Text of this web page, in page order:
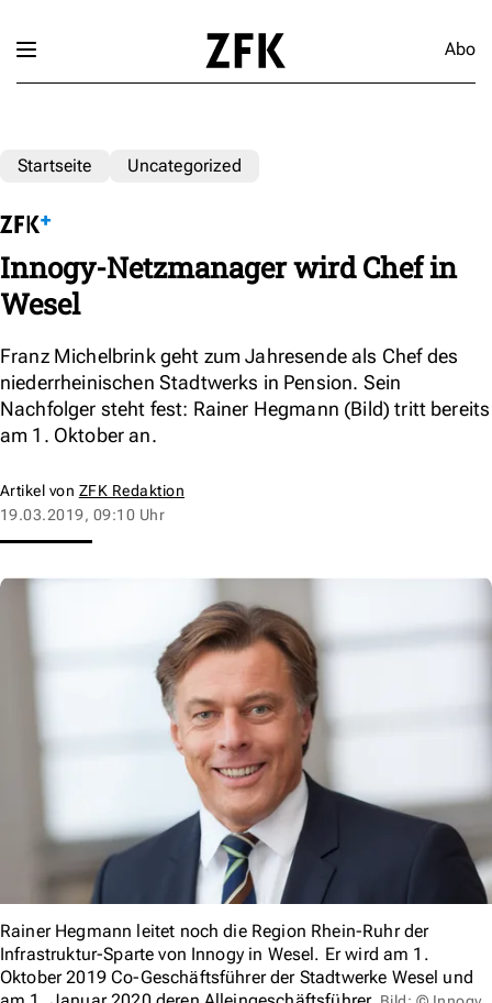
Abo
Startseite Uncategorized
Innogy-Netzmanager wird Chef in
Wesel
Franz Michelbrink geht zum Jahresende als Chef des
niederrheinischen Stadtwerks in Pension. Sein
Nachfolger steht fest: Rainer Hegmann (Bild) tritt bereits
am 1. Oktober an.
Artikel von ZFK Redaktion
19.03.2019, 09:10 Uhr
Rainer Hegmann leitet noch die Region Rhein-Ruhr der
Infrastruktur-Sparte von Innogy in Wesel. Er wird am 1.
Oktober 2019 Co-Geschäftsführer der Stadtwerke Wesel und